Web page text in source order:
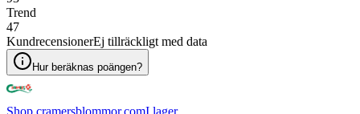
Trend
47
KundrecensionerEj tillräckligt med data
Hur beräknas poängen?